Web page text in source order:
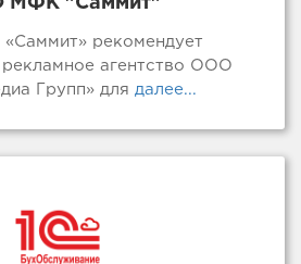
рекомендует
агентство ООО
Групп» для далее...